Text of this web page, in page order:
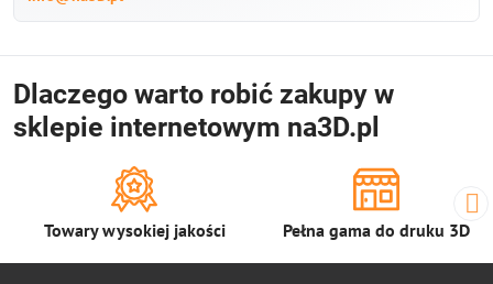
Dlaczego warto robić zakupy w
sklepie internetowym na3D.pl
Towary wysokiej jakości Pełna gama do druku 3D